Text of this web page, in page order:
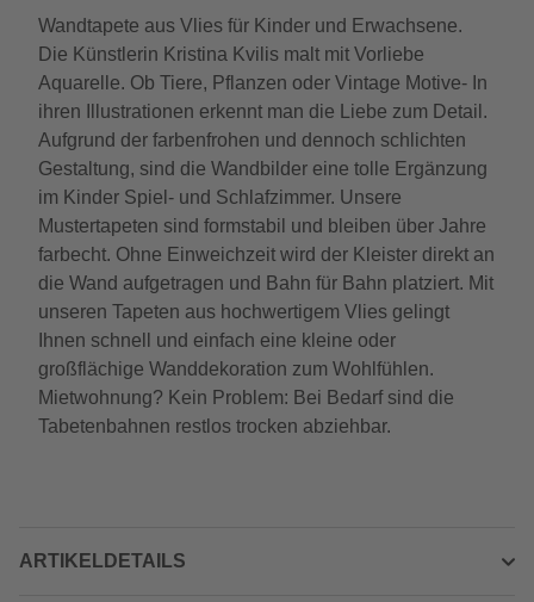
Wandtapete aus Vlies für Kinder und Erwachsene.
Die Künstlerin Kristina Kvilis malt mit Vorliebe
Aquarelle. Ob Tiere, Pflanzen oder Vintage Motive- In
ihren Illustrationen erkennt man die Liebe zum Detail.
Aufgrund der farbenfrohen und dennoch schlichten
Gestaltung, sind die Wandbilder eine tolle Ergänzung
im Kinder Spiel- und Schlafzimmer. Unsere
Mustertapeten sind formstabil und bleiben über Jahre
farbecht. Ohne Einweichzeit wird der Kleister direkt an
die Wand aufgetragen und Bahn für Bahn platziert. Mit
unseren Tapeten aus hochwertigem Vlies gelingt
Ihnen schnell und einfach eine kleine oder
großflächige Wanddekoration zum Wohlfühlen.
Mietwohnung? Kein Problem: Bei Bedarf sind die
Tabetenbahnen restlos trocken abziehbar.
ARTIKELDETAILS